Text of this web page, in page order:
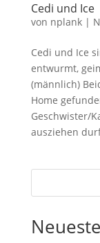
Cedi und Ice
von nplank|
Cedi und Ice
entwurmt,
(männlich)
Home
Geschwister/
ausziehen